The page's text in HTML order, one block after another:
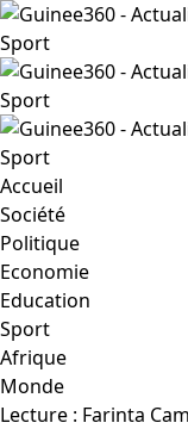
Accueil
Société
Politique
Economie
Education
Sport
Afrique
Monde
Lecture : Farinta